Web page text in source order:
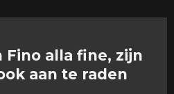
Fino alla fine, zijn
aan te raden